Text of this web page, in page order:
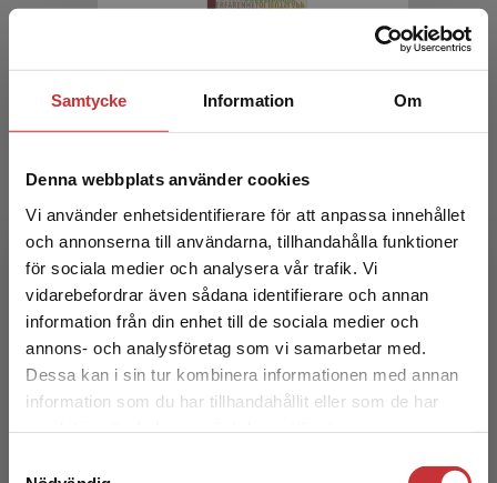
Samtycke Information Om
Denna webbplats använder cookies
Vi använder enhetsidentifierare för att anpassa innehållet
och annonserna till användarna, tillhandahålla funktioner
för sociala medier och analysera vår trafik. Vi
vidarebefordrar även sådana identifierare och annan
information från din enhet till de sociala medier och
annons- och analysföretag som vi samarbetar med.
Dessa kan i sin tur kombinera informationen med annan
information som du har tillhandahållit eller som de har
Begränsad fraktregion
Det verkar som att du besöker
studentlitteratur.se via en enhet utanför Sverige.
Vi erbjuder inte leveranser utanför Sverige. För
Funktionell textanalys
Holmberg, Per m.fl. (red.)
294 krinkl. moms
Exkl. moms: 277 kr